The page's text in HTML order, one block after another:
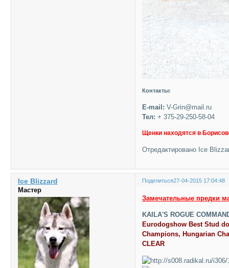
Контакты:
E-mail: V-Grin@mail.ru
Тел: + 375-29-250-58-04
Щенки находятся в
Отредактировано Ice
Поделиться27-04-2015 17:04:48
Ice Blizzard
Мастер
Замечательные предки
KAILA'S ROGUE
Eurodogshow Best Stud
Champions, Hungarian
CLEAR